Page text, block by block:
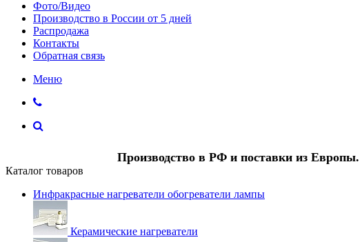
Фото/Видео
Производство в России от 5 дней
Распродажа
Контакты
Обратная связь
Меню
Производство в РФ и поставки из Европы.
Каталог товаров
Инфракрасные нагреватели обогреватели лампы
Керамические нагреватели